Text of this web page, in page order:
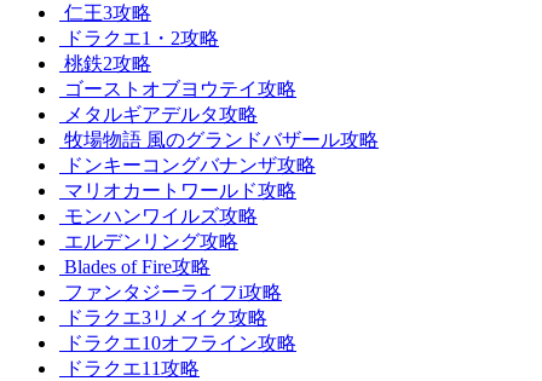
仁王3攻略
ドラクエ1・2攻略
桃鉄2攻略
ゴーストオブヨウテイ攻略
メタルギアデルタ攻略
牧場物語 風のグランドバザール攻略
ドンキーコングバナンザ攻略
マリオカートワールド攻略
モンハンワイルズ攻略
エルデンリング攻略
Blades of Fire攻略
ファンタジーライフi攻略
ドラクエ3リメイク攻略
ドラクエ10オフライン攻略
ドラクエ11攻略